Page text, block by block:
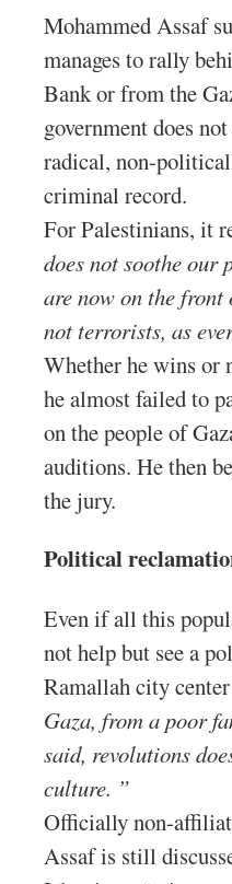
Mohammed Assaf
manages to rally
Bank or from the
government does
radical, non-
criminal record.
For Palestinians, it
does not soothe our
are now on the front
not terrorists, as
Whether he wins or
he almost failed to
on the people of
auditions. He then
the jury.
Political
Even if all this
not help but see a
Ramallah city
Gaza, from a poor
said, revolutions
culture. ”
Officially non-
Assaf is still